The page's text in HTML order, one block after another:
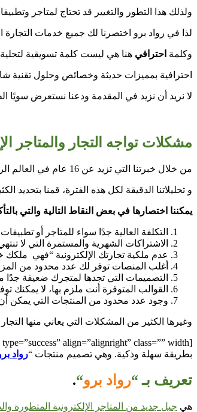
ولذلك هذا التطور والتغيير قد تحتاج لمتاجر
لذا في رواد برو اختصرنا لك جميع خدمات التجارة الإلكترونية في 3 منتجات فقط تساعدك على
وكلمة احترافي هنا هي ليست كلمة تسويقية لتحلية
احترافية بمميزات حديثة وخصائص وحلول تقنية
لا نريد أن نزيد في المقدمة ودعنا نستعرض سويًا
مشكلات تواجه التجار والمتاجر
من خلال خبرتنا التي تزيد عن 16 عام في العالم الرقمي وتصميم الكثير من التطبيقات والمتاجر الالكترونية لمختلف التجار.
و تحليلاتنا الدقيقة لكل هذه الفترة، قمنا
يمكننا اختصارها في بعض النقاط التالية والتي
التكلفة العالية جدًا سواء للمتاجر أو
الاشتراكات الشهرية والمستمرة التي لا
عدم ملكية تجارتك الإلكترونية “فهي
أغلب المنصات توفر لك عدد محدود من
التصميمات التي تجدها لمتجرك ضعيفة جدًا
القوالب المتوفرة أنت ملزم بها، لا
وجود عدد محدود من المنتجات التي يمكن أن
وغيرها الكثير من المشكلات التي يعاني منها
بطريقة سهلة وذكية. وهي تصميم منتجات “رواد
تعريف بـ “رواد برو“
.
هي جيل جديد من المتاجر الإلكترونية المتطورة